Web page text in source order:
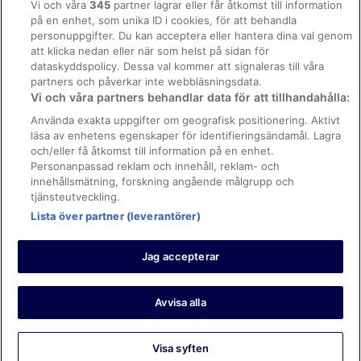
Hotell i Ly
Hotell i Oskarström
Hotell i Slöinge
Hotell i Steninge
Hotell i Torup
Hotell i Träslövsläge
Hotell i Tvååker
Hotell i Tylösand
Hotell i Ugglarp
3-Stjärniga hotell i Skrea
Hotell i närheten av Tylösand strand
Regler och villkor för Vrbo
Tillgänglighetsanpassning
Juridisk information/Kontakta oss
Riktlinjer för innehåll och anmäla innehåll
Hjälp
Kontakta oss
Avboka eller ändra din bokning
Boka ett flyg med flygbolagskredit
Återbetalningsprocess och tidslinjer
© 2026 Expedia, Inc., ett företag inom Expedia Group.
https://www.expediagroup.com/ Med ensamrätt. MrJet är ett
varumärke eller registrerat varumärke som tillhör Expedia, Inc.
Vi och våra345 partner lagrar eller får åtkomst till information
på en enhet, som unika ID i cookies, för att behandla
personuppgifter. Du kan acceptera eller hantera dina val genom
att klicka nedan eller när som helst på sidan för
dataskyddspolicy. Dessa val kommer att signaleras till våra
partners och påverkar inte webbläsningsdata.
Vi och våra partners behandlar data för att tillhandahålla:
Använda exakta uppgifter om geografisk positionering. Aktivt
läsa av enhetens egenskaper för identifieringsändamål. Lagra
och/eller få åtkomst till information på en enhet.
Personanpassad reklam och innehåll, reklam- och
innehållsmätning, forskning angående målgrupp och
tjänsteutveckling.
Lista över partner (leverantörer)
Jag accepterar
Avvisa alla
Visa syften